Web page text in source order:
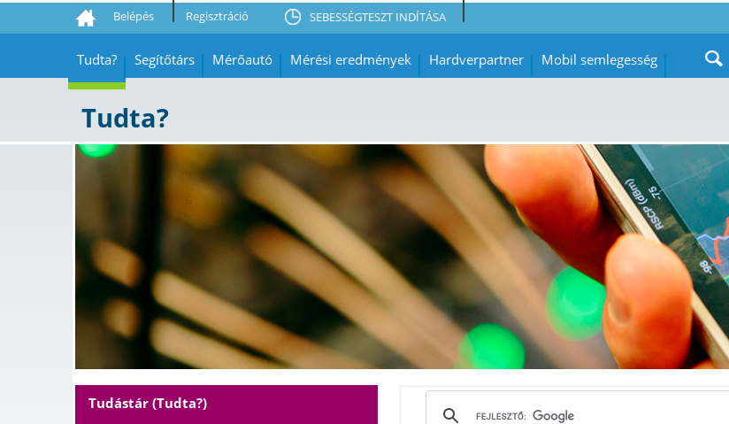
Belépés Regisztráció SEBESSÉGTESZT INDÍTÁSA
Tudta? Segítőtárs Mérőautó Mérési eredmények Hardverpartner Mobil semlegesség
Tudta?
Tudástár (Tudta?)